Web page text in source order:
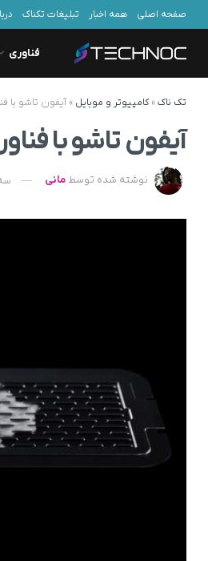
صفحه اصلی همه اخبار تبلیغات تکناک
فناوری
تک ناک»کامپیوتر و موبایل » آیفون تاشو با
آیفون تاشو با
نوشته شده توسط مانی سه‌شنبه 12 خرداد